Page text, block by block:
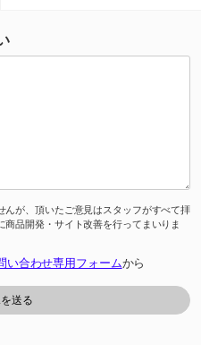
が、頂いたご意見はスタッフがすべて拝
品開発・サイト改善を行ってまいりま
い合わせ専用フォームから